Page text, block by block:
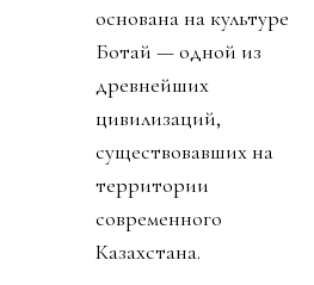
основана на культуре
Ботай — одной из
древнейших
цивилизаций,
существовавших на
территории
современного
Казахстана.